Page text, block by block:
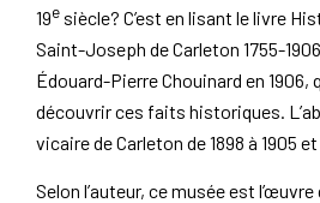
19e siècle? C’est en lisant le livre
Saint-Joseph de Carleton 1755-1906
Édouard-Pierre Chouinard en 1906,
découvrir ces faits historiques.
vicaire de Carleton de 1898 à 1905 et
Selon l’auteur, ce musée est l’œuvre